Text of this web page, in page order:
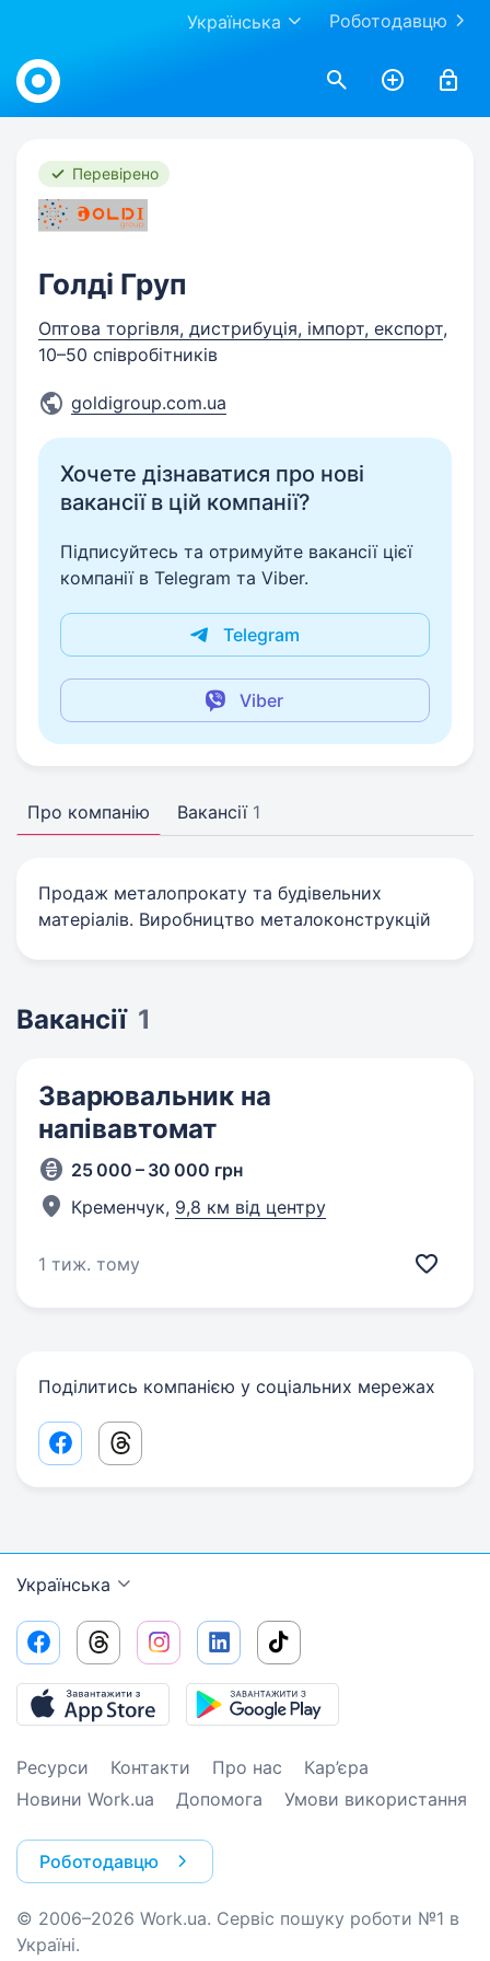
Роботодавцю
Українська
Work.ua
Перевірено
Голді Груп
Оптова торгівля, дистрибуція, імпорт, експорт,
10–50 співробітників
goldigroup.com.ua
Хочете дізнаватися про нові
вакансії в цій компанії?
Підписуйтесь та отримуйте вакансії цієї
компанії в Telegram та Viber.
Telegram
Viber
Про компанію Вакансії 1
Продаж металопрокату та будівельних
матеріалів. Виробництво металоконструкцій
Вакансії 1
Зварювальник на
напівавтомат
25 000 – 30 000 грн
Кременчук, 9,8 км від центру
1 тиж. тому
Поділитись компанією у соціальних мережах
Facebook share link
Threads share link
Українська
Ресурси Контакти Про нас
Кар’єра
Новини Work.ua
Допомога Умови використання
Роботодавцю
© 2006–2026 Work.ua. Сервіс пошуку роботи №1 в
Україні.